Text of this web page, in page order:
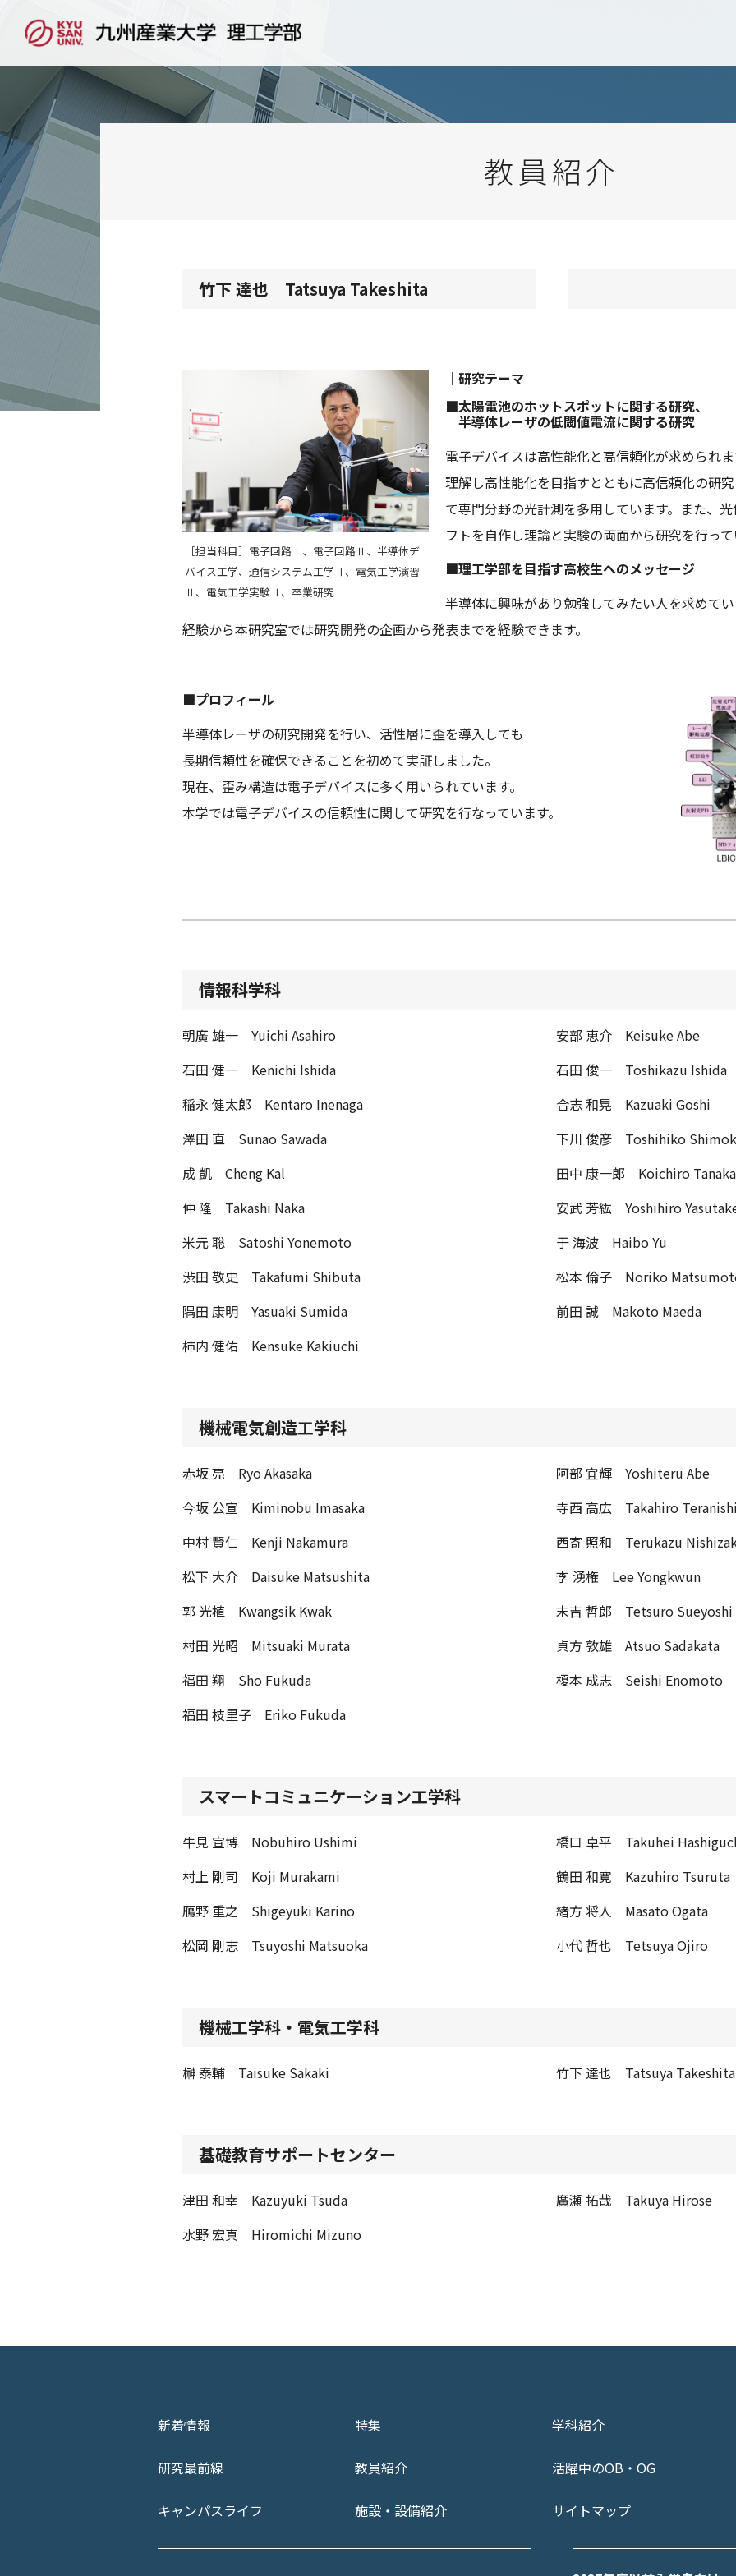
教員紹介
竹下 達也 Tatsuya Takeshita
［担当科目］電子回路Ⅰ、電子回路Ⅱ、半導体デ
バイス工学、通信システム工学Ⅱ、電気工学演習
Ⅱ、電気工学実験Ⅱ、卒業研究
｜研究テーマ｜
■太陽電池のホットスポットに関する研究、
半導体レーザの低閾値電流に関する研究
電子デバイスは高性能化と高信頼化が求められ
理解し高性能化を目指すとともに高信頼化の研
て専門分野の光計測を多用しています。また、
フトを自作し理論と実験の両面から研究を行っ
■理工学部を目指す高校生へのメッセージ
半導体に興味があり勉強してみたい人を求めて
経験から本研究室では研究開発の企画から発表までを経験できます。
■プロフィール
半導体レーザの研究開発を行い、活性層に歪を導入しても
長期信頼性を確保できることを初めて実証しました。
現在、歪み構造は電子デバイスに多く用いられています。
本学では電子デバイスの信頼性に関して研究を行なっています。
情報科学科
朝廣 雄一 Yuichi Asahiro
安部 恵介 Keisuke Abe
石田 健一 Kenichi Ishida
石田 俊一 Toshikazu Ishida
稲永 健太郎 Kentaro Inenaga
合志 和晃 Kazuaki Goshi
澤田 直 Sunao Sawada
下川 俊彦 Toshihiko
成 凱 Cheng Kal
田中 康一郎 Koichiro Tanaka
仲 隆 Takashi Naka
安武 芳紘 Yoshihiro
米元 聡 Satoshi Yonemoto
于 海波 Haibo Yu
渋田 敬史 Takafumi Shibuta
松本 倫子 Noriko
隅田 康明 Yasuaki Sumida
前田 誠 Makoto Maeda
柿内 健佑 Kensuke Kakiuchi
機械電気創造工学科
赤坂 亮 Ryo Akasaka
阿部 宜輝 Yoshiteru Abe
今坂 公宣 Kiminobu Imasaka
寺西 高広 Takahiro
中村 賢仁 Kenji Nakamura
西寄 照和 Terukazu
松下 大介 Daisuke Matsushita
李 湧権 Lee Yongkwun
郭 光植 Kwangsik Kwak
末吉 哲郎 Tetsuro Sueyoshi
村田 光昭 Mitsuaki Murata
貞方 敦雄 Atsuo Sadakata
福田 翔 Sho Fukuda
榎本 成志 Seishi Enomoto
福田 枝里子 Eriko Fukuda
スマートコミュニケーション工学科
牛見 宣博 Nobuhiro Ushimi
橋口 卓平 Takuhei
村上 剛司 Koji Murakami
鶴田 和寛 Kazuhiro Tsuruta
鴈野 重之 Shigeyuki Karino
緒方 将人 Masato Ogata
松岡 剛志 Tsuyoshi Matsuoka
小代 哲也 Tetsuya Ojiro
機械工学科・電気工学科
榊 泰輔 Taisuke Sakaki 竹下 達也 Tatsuya Takeshita
基礎教育サポートセンター
津田 和幸 Kazuyuki Tsuda
廣瀬 拓哉 Takuya Hirose
水野 宏真 Hiromichi Mizuno
新着情報 特集 学科紹介
研究最前線 教員紹介 活躍中のOB・OG
キャンパスライフ 施設・設備紹介 サイトマップ